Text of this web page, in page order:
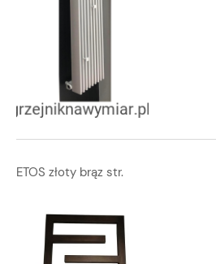
ETOS złoty brąz str.